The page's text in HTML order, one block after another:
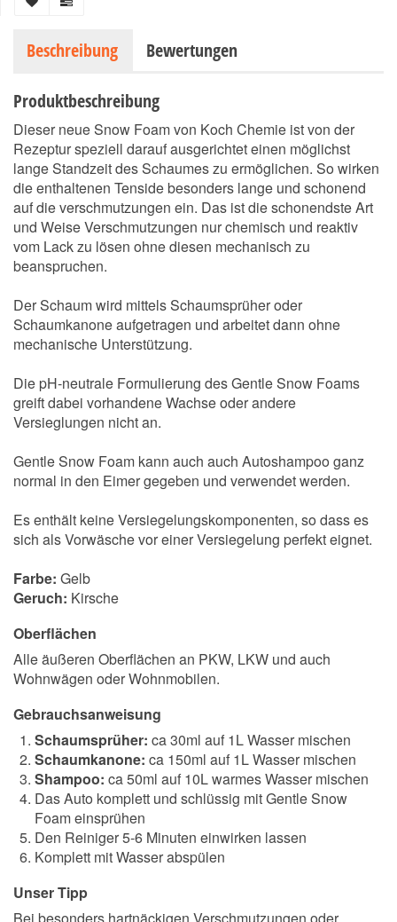
Beschreibung Bewertungen
Produktbeschreibung
Dieser neue Snow Foam von Koch Chemie ist von der
Rezeptur speziell darauf ausgerichtet einen möglichst
lange Standzeit des Schaumes zu ermöglichen. So wirken
die enthaltenen Tenside besonders lange und schonend
auf die verschmutzungen ein. Das ist die schonendste Art
und Weise Verschmutzungen nur chemisch und reaktiv
vom Lack zu lösen ohne diesen mechanisch zu
beanspruchen.
Der Schaum wird mittels Schaumsprüher oder
Schaumkanone aufgetragen und arbeitet dann ohne
mechanische Unterstützung.
Die pH-neutrale Formulierung des Gentle Snow Foams
greift dabei vorhandene Wachse oder andere
Versieglungen nicht an.
Gentle Snow Foam kann auch auch Autoshampoo ganz
normal in den Eimer gegeben und verwendet werden.
Es enthält keine Versiegelungskomponenten, so dass es
sich als Vorwäsche vor einer Versiegelung perfekt eignet.
Farbe: Gelb
Geruch: Kirsche
Oberflächen
Alle äußeren Oberflächen an PKW, LKW und auch
Wohnwägen oder Wohnmobilen.
Gebrauchsanweisung
Schaumsprüher: ca 30ml auf 1L Wasser mischen
Schaumkanone: ca 150ml auf 1L Wasser mischen
Shampoo: ca 50ml auf 10L warmes Wasser mischen
Das Auto komplett und schlüssig mit Gentle Snow
Foam einsprühen
Den Reiniger 5-6 Minuten einwirken lassen
Komplett mit Wasser abspülen
Unser Tipp